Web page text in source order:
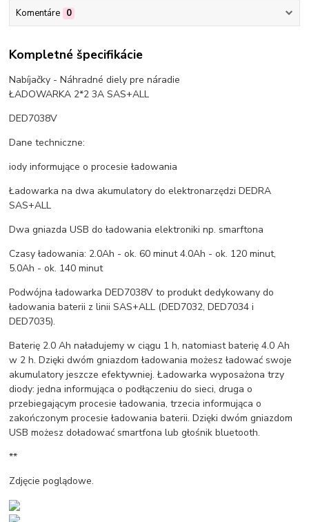
Komentáre 0
Kompletné špecifikácie
Nabíjačky - Náhradné diely pre náradie
ŁADOWARKA 2*2 3A SAS+ALL
DED7038V
Dane techniczne:
iody informujące o procesie ładowania
Ładowarka na dwa akumulatory do elektronarzędzi DEDRA
SAS+ALL
Dwa gniazda USB do ładowania elektroniki np. smarftona
Czasy ładowania: 2.0Ah - ok. 60 minut 4.0Ah - ok. 120 minut,
5.0Ah - ok. 140 minut
Podwójna ładowarka DED7038V to produkt dedykowany do
ładowania baterii z linii SAS+ALL (DED7032, DED7034 i
DED7035).
Baterię 2.0 Ah naładujemy w ciągu 1 h, natomiast baterię 4.0 Ah
w 2 h. Dzięki dwóm gniazdom ładowania możesz ładować swoje
akumulatory jeszcze efektywniej. Ładowarka wyposażona trzy
diody: jedna informująca o podłączeniu do sieci, druga o
przebiegającym procesie ładowania, trzecia informująca o
zakończonym procesie ładowania baterii. Dzięki dwóm gniazdom
USB możesz doładować smartfona lub głośnik bluetooth.
**
Zdjęcie poglądowe.